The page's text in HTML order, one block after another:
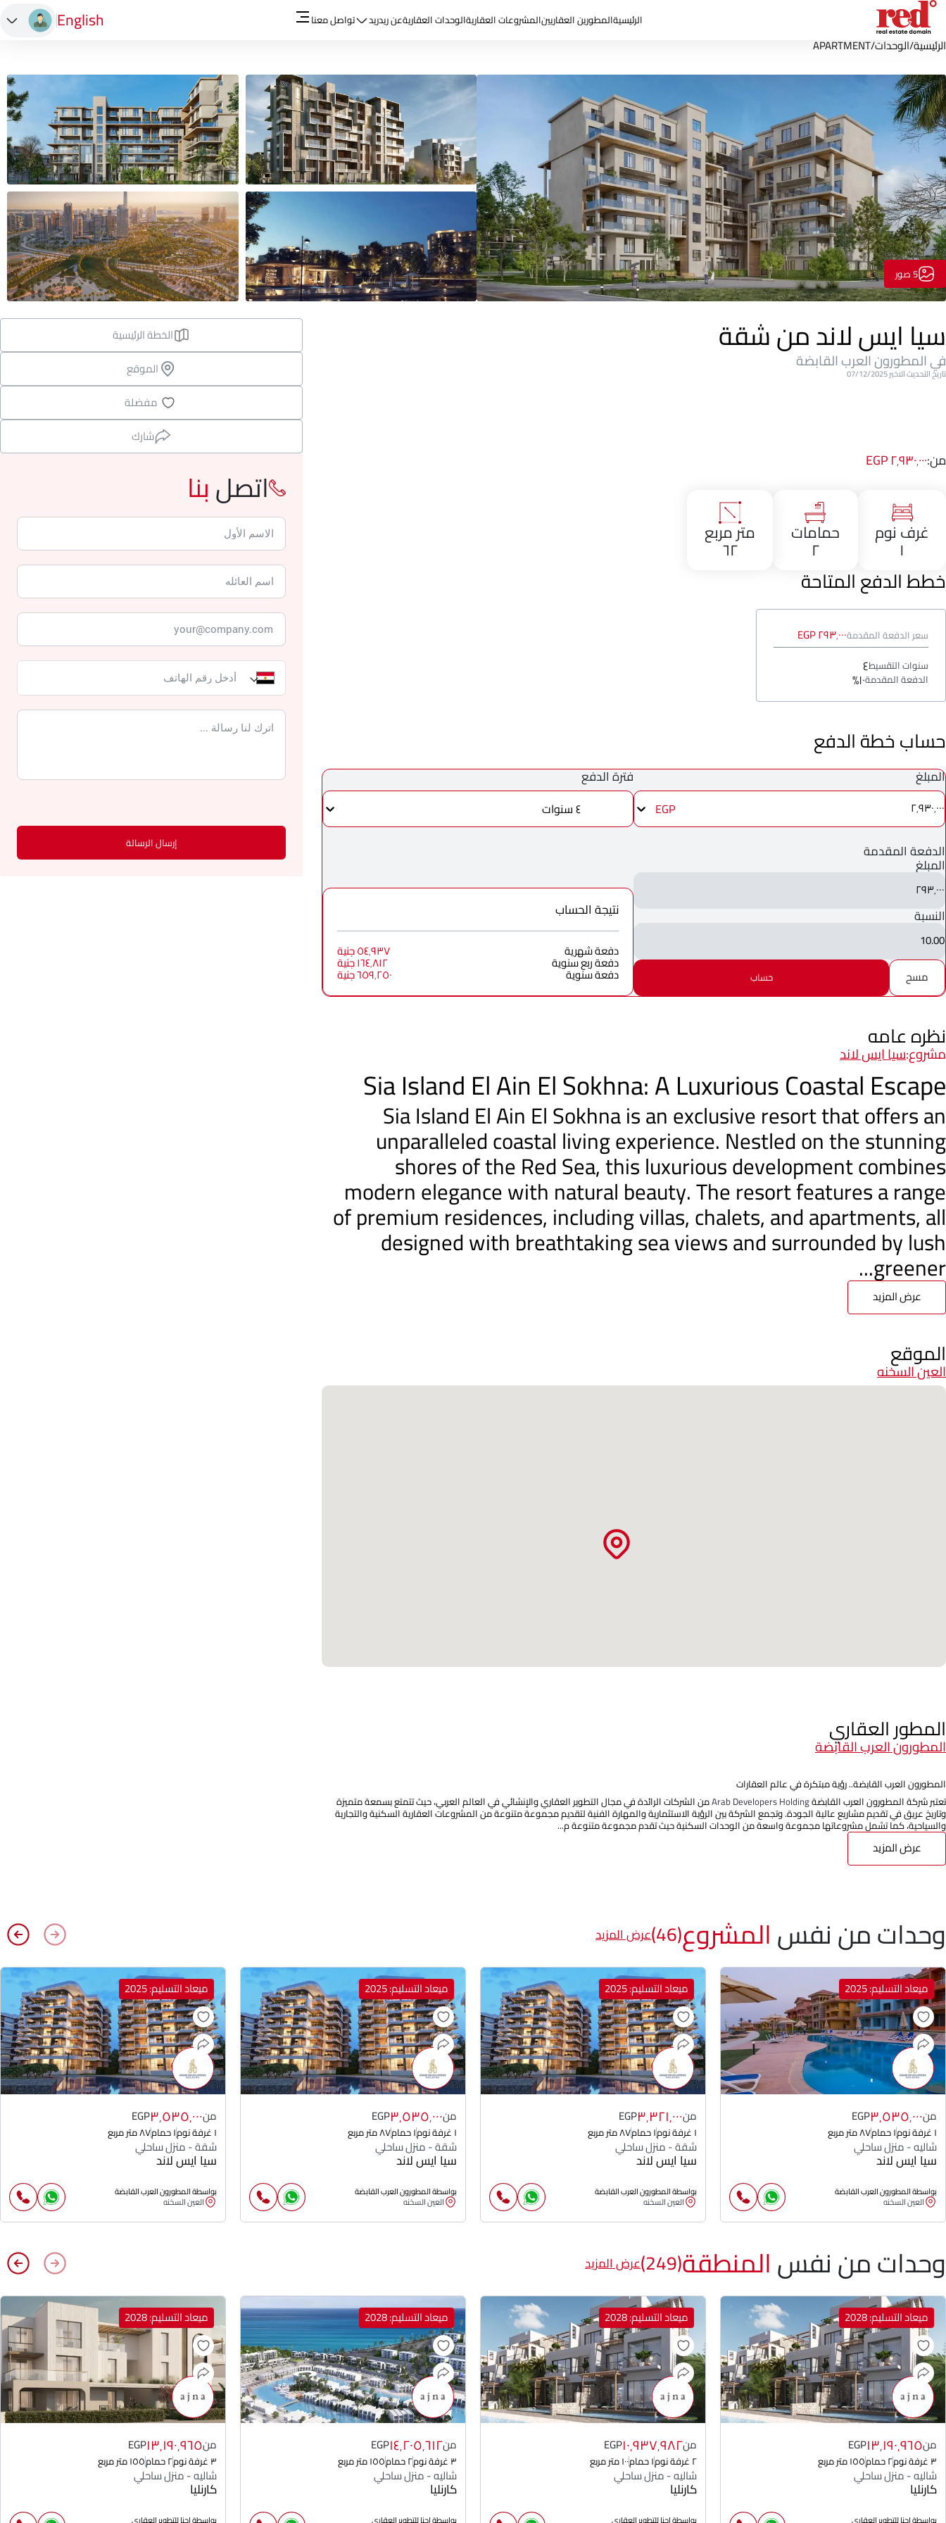
الرئيسيةالمطورين العقاريينالمشروعات العقاريةالوحدات العقاريةعن ريدريد تواصل معنا English
الرئيسية/الوحدات/
APARTMENT
5 صور
سيا ايس لاند من شقة
في المطورون العرب القابضة
تاريخ التحديث الاخير 07/12/2025
من:٢٬٩٣٠٬٠٠٠ EGP
غرف نوم
١
حمامات
٢
متر مربع
٦٢
خطط الدفع المتاحة
سعر الدفعة المقدمة٢٩٣٬٠٠٠ EGP
سنوات التقسيط٤
الدفعة المقدمة١٠%
حساب خطة الدفع
المبلغ
٢٬٩٣٠٬٠٠٠ EGP
فترة الدفع
٤ سنوات
الدفعة المقدمة
المبلغ
٢٩٣٬٠٠٠
النسبة
10.00
مسح
حساب
نتيجة الحساب
دفعة شهرية ٥٤٬٩٣٧ جنية
دفعة ربع سنوية ١٦٤٬٨١٢ جنية
دفعة سنوية ٦٥٩٬٢٥٠ جنية
نظره عامه
مشروع:سيا ايس لاند
Sia Island El Ain El Sokhna: A Luxurious Coastal Escape
Sia Island El Ain El Sokhna is an exclusive resort that offers an
unparalleled coastal living experience. Nestled on the stunning
shores of the Red Sea, this luxurious development combines
modern elegance with natural beauty. The resort features a range
of premium residences, including villas, chalets, and apartments, all
designed with breathtaking sea views and surrounded by lush
greener...
عرض المزيد
الموقع
العين السخنه
المطور العقاري
المطورون العرب القابضة
المطورون العرب القابضة.. رؤية مبتكرة في عالم العقارات
تعتبر شركة المطورون العرب القابضةArab Developers Holdingمن الشركات الرائدة في مجال التطوير العقاري والإنشائي في العالم العربي، حيث تتمتع بسمعة متميزة
وتاريخ عريق في تقديم مشاريع عالية الجودة. وتجمع الشركة بين الرؤية الاستثمارية والمهارة الفنية لتقديم مجموعة متنوعة من المشروعات العقارية السكنية والتجارية
والسياحية، كما تشمل مشروعاتها مجموعة واسعة من الوحدات السكنية حيث تقدم مجموعة متنوعة م...
عرض المزيد
الخطة الرئيسية
الموقع
مفضلة
شارك
اتصلبنا
إرسال الرسالة
وحدات من نفسالمشروع(46) عرض المزيد
ميعاد التسليم: 2025
من٣٬٥٣٥٬٠٠٠EGP
١ غرفة نوم ١ حمام ٨٧ متر مربع
شاليه - منزل ساحلي
سيا ايس لاند
بواسطة المطورون العرب القابضة
العين السخنه
ميعاد التسليم: 2025
من٣٬٣٢١٬٠٠٠EGP
١ غرفة نوم ١ حمام ٨٧ متر مربع
شقة - منزل ساحلي
سيا ايس لاند
بواسطة المطورون العرب القابضة
العين السخنه
ميعاد التسليم: 2025
من٣٬٥٣٥٬٠٠٠EGP
١ غرفة نوم ١ حمام ٨٧ متر مربع
شقة - منزل ساحلي
سيا ايس لاند
بواسطة المطورون العرب القابضة
العين السخنه
ميعاد التسليم: 2025
من٣٬٥٣٥٬٠٠٠EGP
١ غرفة نوم ١ حمام ٨٧ متر مربع
شقة - منزل ساحلي
سيا ايس لاند
بواسطة المطورون العرب القابضة
العين السخنه
وحدات من نفسالمنطقة(249) عرض المزيد
ميعاد التسليم: 2028
من١٣٬١٩٠٬٩٦٥EGP
٣ غرفة نوم ٢ حمام ١٥٥ متر مربع
شاليه - منزل ساحلي
كارنليا
بواسطة اجنا للتطوير العقارى
ميعاد التسليم: 2028
من١٠٬٩٣٧٬٩٨٢EGP
٢ غرفة نوم ١ حمام ١٠٠ متر مربع
شاليه - منزل ساحلي
كارنليا
بواسطة اجنا للتطوير العقارى
ميعاد التسليم: 2028
من١٤٬٢٠٥٬٦١٢EGP
٣ غرفة نوم ٢ حمام ١٥٥ متر مربع
شاليه - منزل ساحلي
كارنليا
بواسطة اجنا للتطوير العقارى
ميعاد التسليم: 2028
من١٣٬١٩٠٬٩٦٥EGP
٣ غرفة نوم ٢ حمام ١٥٥ متر مربع
شاليه - منزل ساحلي
كارنليا
بواسطة اجنا للتطوير العقارى